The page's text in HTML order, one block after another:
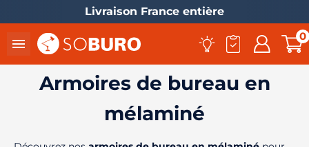
Livraison France entière
 0
Armoires de bureau en
mélaminé